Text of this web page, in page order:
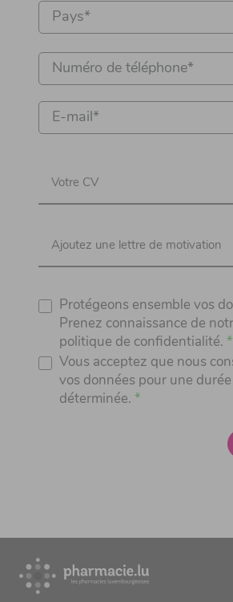
Votre CV
Ajoutez une lettre de motivation
Protégeons ensemble vos
Prenez connaissance de
politique de confidentialité.
Vous acceptez que nous
vos données pour une durée
déterminée.